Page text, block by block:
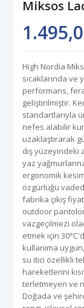
Miksos
High Nordia
sıcaklarında
performans,
geliştirilmiştir.
standartlarıyla
nefes alabilir
uzaklaştırarak
dış yüzeyindeki
yaz
ergonomik
özgürlüğü
fabrika çıkış
outdoor
vazgeçilmezi
etmek için
kullanıma
su itici özellikli
hareketlerini
terletmeyen ve
Doğada ve